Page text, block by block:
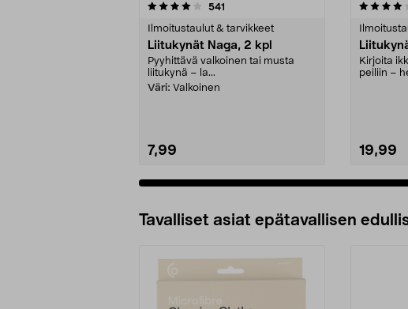
541
Ilmoitustaulut & tarvikkeet
Liitukynät Naga, 2 kpl
Pyyhittävä valkoinen tai musta
liitukynä – la...
Väri: Valkoinen
7,99
4.0 viidestä
Kirjoita
peiliin –
19,99
Tavalliset asiat epätavallisen